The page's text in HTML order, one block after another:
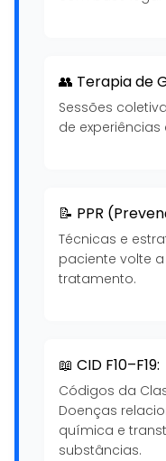
👥 Terapia de
Sessões
de
📝 PPR
Técnicas e
paciente volte
tratamento.
📖 CID F10–F19:
Códigos da
Doenças
química e
substâncias.